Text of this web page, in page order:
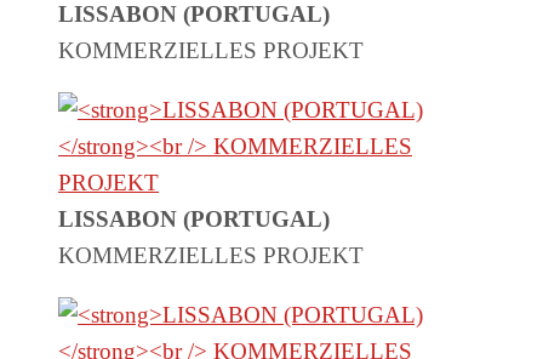
LISSABON (PORTUGAL)
KOMMERZIELLES PROJEKT
LISSABON (PORTUGAL)
KOMMERZIELLES PROJEKT